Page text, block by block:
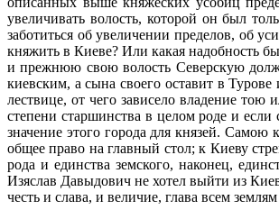
увеличивать волость, которой он был
заботиться об увеличении пределов, об
княжить в Киеве? Или какая надобность
и прежнюю свою волость Северскую
киевским, а сына своего оставит в
лествице, от чего зависело владение
степени старшинства в целом роде и
значение этого города для князей. Самою
общее право на главный стол; к Киеву
рода и единства земского, наконец,
Изяслав Давыдович не хотел выйти из
честь и слава, и величие, глава всем